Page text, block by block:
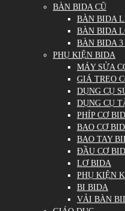
BÀN BIDA CŨ
BÀN BIDA
BÀN BIDA
BÀN BIDA 3
PHỤ KIỆN BIDA
MÁY SỬA
GIÁ TREO
DỤNG CỤ
DỤNG CỤ
PHÍP CƠ
BAO CƠ
BAO TAY
ĐẦU CƠ
LƠ BIDA
PHỤ KIỆN
BI BIDA
VẢI BÀN